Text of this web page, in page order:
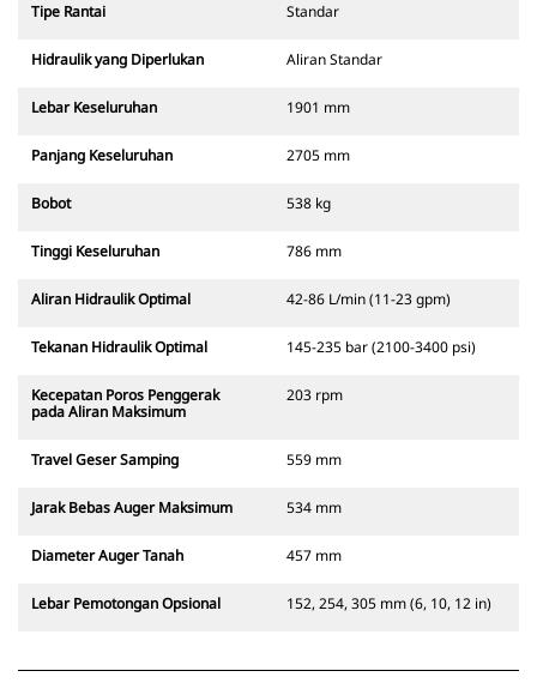
Tipe Rantai Standar
Hidraulik yang Diperlukan Aliran Standar
Lebar Keseluruhan 1901 mm
Panjang Keseluruhan 2705 mm
Bobot 538 kg
Tinggi Keseluruhan 786 mm
Aliran Hidraulik Optimal 42-86 L/min (11-23 gpm)
Tekanan Hidraulik Optimal 145-235 bar (2100-3400 psi)
Kecepatan Poros Penggerak
pada Aliran Maksimum
203 rpm
Travel Geser Samping 559 mm
Jarak Bebas Auger Maksimum 534 mm
Diameter Auger Tanah 457 mm
Lebar Pemotongan Opsional 152, 254, 305 mm (6, 10, 12 in)